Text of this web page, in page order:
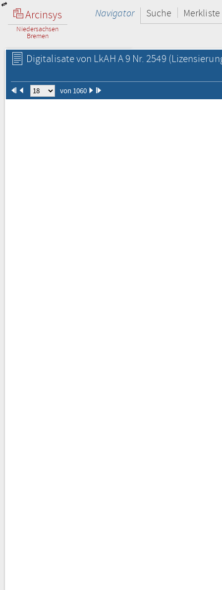
Arcinsys
Niedersachsen
Bremen
Navigator Suche Merkliste
Digitalisate von LkAH A 9 Nr. 2549
von 1060